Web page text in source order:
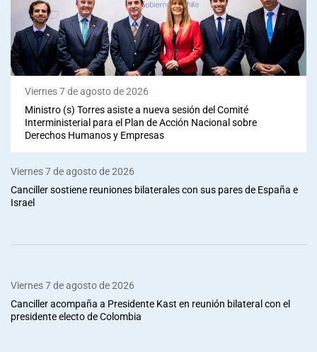
Viernes 7 de agosto de 2026
Ministro (s) Torres asiste a nueva sesión del Comité
Interministerial para el Plan de Acción Nacional sobre
Derechos Humanos y Empresas
Viernes 7 de agosto de 2026
Canciller sostiene reuniones bilaterales con sus pares de España e
Israel
Viernes 7 de agosto de 2026
Canciller acompaña a Presidente Kast en reunión bilateral con el
presidente electo de Colombia